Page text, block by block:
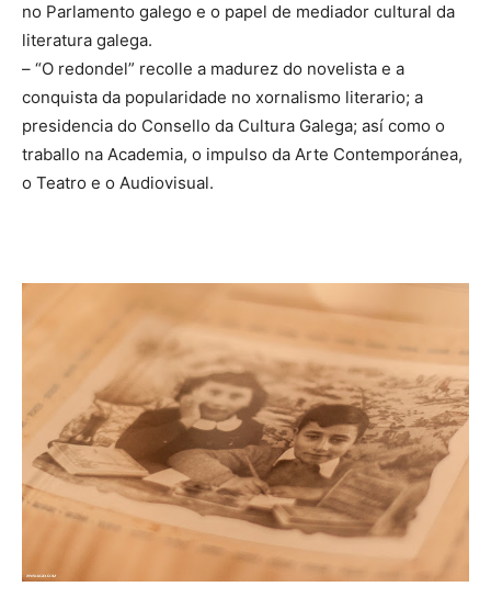
no Parlamento galego e o papel de mediador cultural da
literatura galega.
– “O redondel” recolle a madurez do novelista e a
conquista da popularidade no xornalismo literario; a
presidencia do Consello da Cultura Galega; así como o
traballo na Academia, o impulso da Arte Contemporánea,
o Teatro e o Audiovisual.